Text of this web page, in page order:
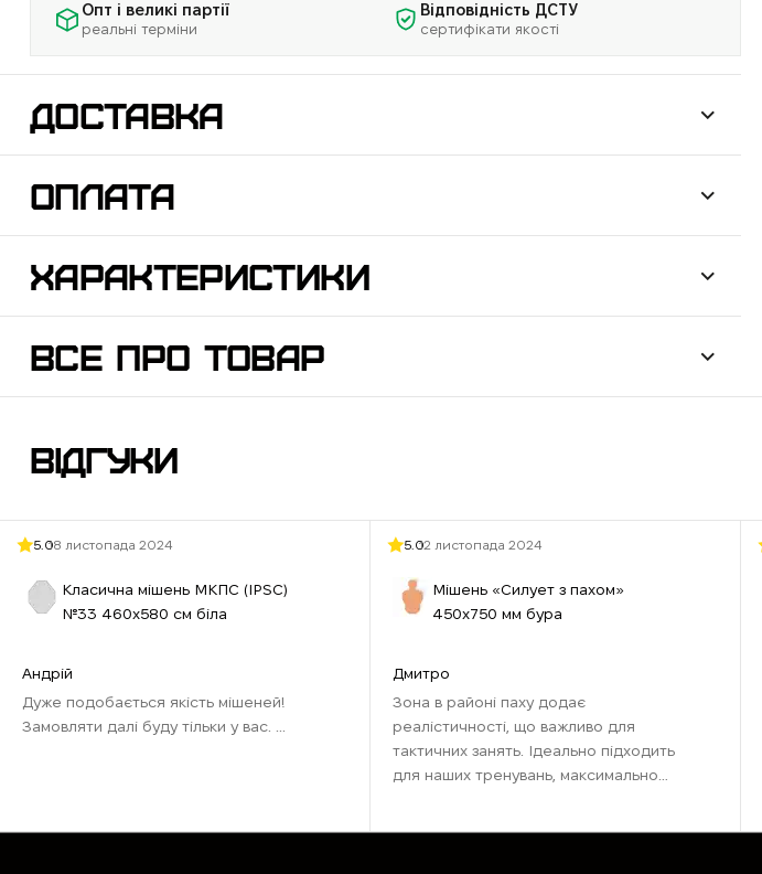
Опт і великі партії
реальні терміни
Відповідність ДСТУ
сертифікати якості
ДОСТАВКА
ОПЛАТА
ХАРАКТЕРИСТИКИ
ВСЕ ПРО ТОВАР
ВІДГУКИ
5.018 листопада 2024
Класична мішень МКПС (IPSС)
№33 460х580 см біла
Андрій
Дуже подобається якість мішеней!
Замовляти далі буду тільки у вас. ...
5.012 листопада 2024
Мішень «Силует з пахом»
450х750 мм бура
Дмитро
Зона в районі паху додає
реалістичності, що важливо для
тактичних занять. Ідеально підходить
для наших тренувань, максимально